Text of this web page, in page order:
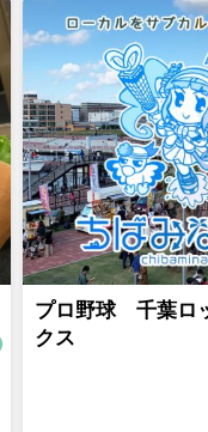
プロ野球 千葉ロ
クス